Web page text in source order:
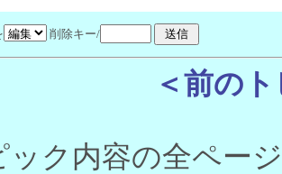
削除キー/
＜前の
ック内容の全ペー